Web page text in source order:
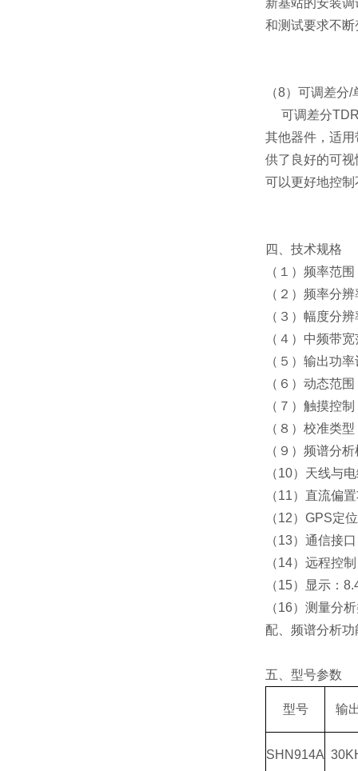
新基站的安装
和测试要求不
（8）可调差分
可调差分TDR
其他器件，适
供了良好的可
可以更好地控
四、技术规格
（１）频率范
（２）频率分
（３）幅度分
（４）中频带
（５）输出功
（６）动态范
（７）触摸控
（８）校准类
（９）频谱分
（10）天线与
（11）直流偏
（12）GPS定
（13）通信接
（14）远程控
（15）显示：
（16）测量分
配、频谱分析功
五、型号参数
型号 输
SHN914A